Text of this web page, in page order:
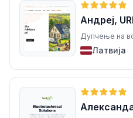
Андреј,
Дупчење на
Латвија